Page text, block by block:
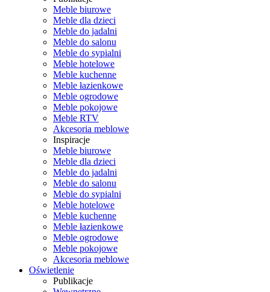
Meble biurowe
Meble dla dzieci
Meble do jadalni
Meble do salonu
Meble do sypialni
Meble hotelowe
Meble kuchenne
Meble łazienkowe
Meble ogrodowe
Meble pokojowe
Meble RTV
Akcesoria meblowe
Inspiracje
Meble biurowe
Meble dla dzieci
Meble do jadalni
Meble do salonu
Meble do sypialni
Meble hotelowe
Meble kuchenne
Meble łazienkowe
Meble ogrodowe
Meble pokojowe
Akcesoria meblowe
Oświetlenie
Publikacje